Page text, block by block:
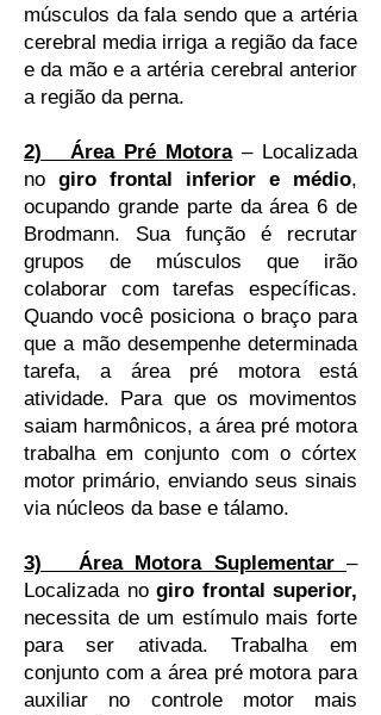
músculos da fala sendo que a artéria
cerebral media irriga a região da face
e da mão e a artéria cerebral anterior
a região da perna.
2) Área Pré Motora– Localizada
no giro frontal inferior e médio,
ocupando grande parte da área 6 de
Brodmann. Sua função é recrutar
grupos de músculos que irão
colaborar com tarefas específicas.
Quando você posiciona o braço para
que a mão desempenhe determinada
tarefa, a área pré motora está
atividade. Para que os movimentos
saiam harmônicos, a área pré motora
trabalha em conjunto com o córtex
motor primário, enviando seus sinais
via núcleos da base e tálamo.
3) Área Motora Suplementar –
Localizada no giro frontal superior,
necessita de um estímulo mais forte
para ser ativada. Trabalha em
conjunto com a área pré motora para
auxiliar no controle motor mais